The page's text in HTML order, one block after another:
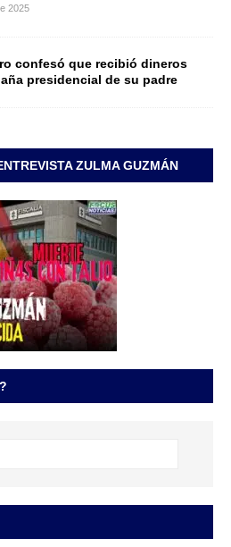
2025
confesó que recibió dineros
presidencial de su padre
ZULMA GUZMÁN